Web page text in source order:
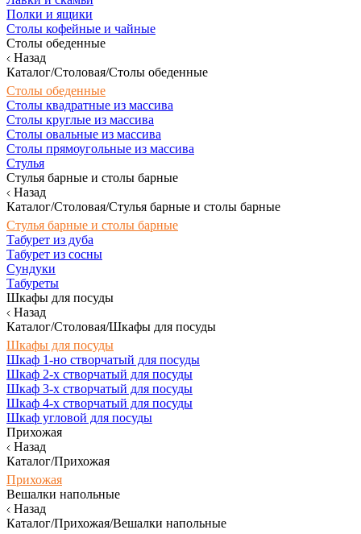
Полки и ящики
Столы кофейные и чайные
Столы обеденные
Назад
Каталог/Столовая/Столы обеденные
Столы обеденные
Столы квадратные из массива
Столы круглые из массива
Столы овальные из массива
Столы прямоугольные из массива
Стулья
Стулья барные и столы барные
Назад
Каталог/Столовая/Стулья барные и столы барные
Стулья барные и столы барные
Табурет из дуба
Табурет из сосны
Сундуки
Табуреты
Шкафы для посуды
Назад
Каталог/Столовая/Шкафы для посуды
Шкафы для посуды
Шкаф 1-но створчатый для посуды
Шкаф 2-х створчатый для посуды
Шкаф 3-х створчатый для посуды
Шкаф 4-х створчатый для посуды
Шкаф угловой для посуды
Прихожая
Назад
Каталог/Прихожая
Прихожая
Вешалки напольные
Назад
Каталог/Прихожая/Вешалки напольные